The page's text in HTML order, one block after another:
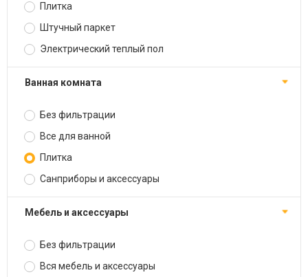
Плитка
Штучный паркет
Электрический теплый пол
Ванная комната
Без фильтрации
Все для ванной
Плитка
Санприборы и аксессуары
Мебель и аксессуары
Без фильтрации
Вся мебель и аксессуары